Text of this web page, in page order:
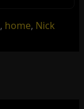
, home, Nick